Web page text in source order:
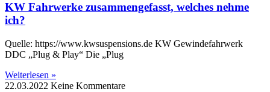
KW Fahrwerke zusammengefasst, welches nehme
ich?
Quelle: https://www.kwsuspensions.de KW Gewindefahrwerk
DDC „Plug & Play“ Die „Plug
Weiterlesen »
22.03.2022 Keine Kommentare